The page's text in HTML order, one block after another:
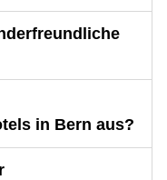
in Bern aus?